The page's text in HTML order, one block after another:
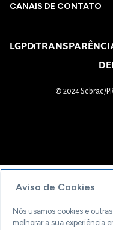
CANAIS DE CONTATO
LGPD
© 2024 Sebrae/
Aviso de Cookies
Nós usamos cookies e
melhorar a sua experiência